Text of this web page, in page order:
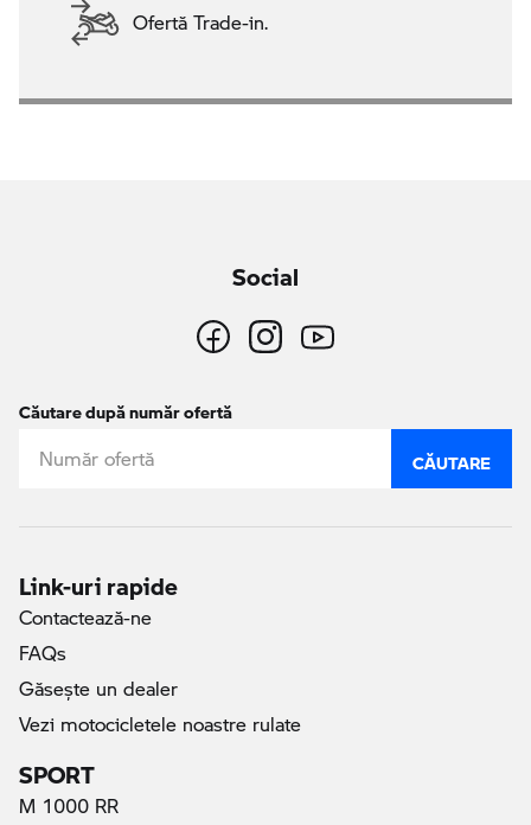
Ofertă Trade-in.
Social
Căutare după număr ofertă
CĂUTARE
Link-uri rapide
Contactează-ne
FAQs
Găseşte un dealer
Vezi motocicletele noastre rulate
SPORT
M 1000 RR